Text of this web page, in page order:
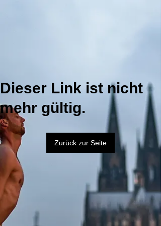
Dieser Link ist nicht
mehr gültig.
Zurück zur Seite